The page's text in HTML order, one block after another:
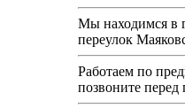
Мы находимся в
переулок
Работаем по
позвоните перед